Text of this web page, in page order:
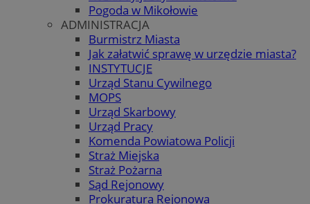
Pogoda w Mikołowie
ADMINISTRACJA
Burmistrz Miasta
Jak załatwić sprawę w urzędzie miasta?
INSTYTUCJE
Urząd Stanu Cywilnego
MOPS
Urząd Skarbowy
Urząd Pracy
Komenda Powiatowa Policji
Straż Miejska
Straż Pożarna
Sąd Rejonowy
Prokuratura Rejonowa